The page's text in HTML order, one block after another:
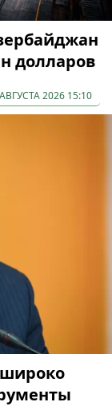
долларов
2026 15:10